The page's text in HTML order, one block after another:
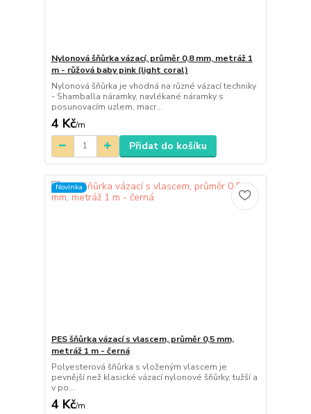
Nylonová šňůrka vázací, průměr 0,8 mm, metráž 1
m - růžová baby pink (light coral)
Nylonová šňůrka je vhodná na různé vázací techniky
- Shamballa náramky, navlékané náramky s
posunovacím uzlem, macr...
4 Kč/m
Přidat do košíku
Novinka
PES šňůrka vázací s vlascem, průměr 0,5 mm,
metráž 1 m - černá
Polyesterová šňůrka s vloženým vlascem je
pevnější než klasické vázací nylonové šňůrky, tužší a
v po...
4 Kč/m